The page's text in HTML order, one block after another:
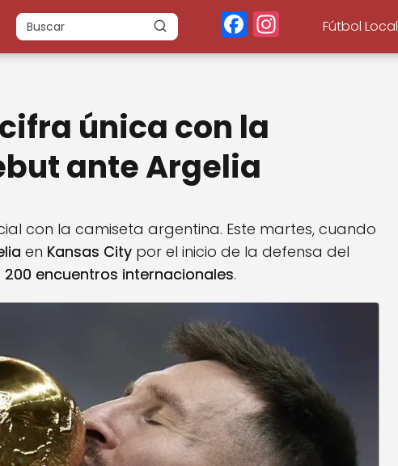
F
a
b
o
o
st
Fútbol Local
única con la
ante Argelia
con la camiseta argentina. Este martes, cuando
en Kansas City por el inicio de la defensa del
200 encuentros internacionales.